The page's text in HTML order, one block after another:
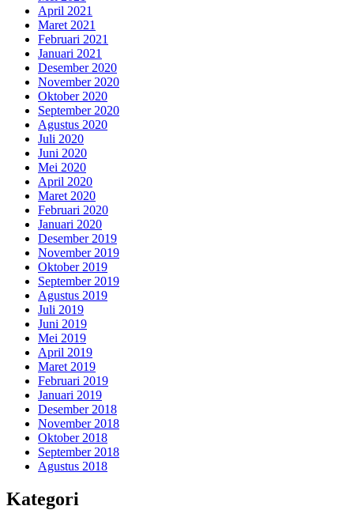
April 2021
Maret 2021
Februari 2021
Januari 2021
Desember 2020
November 2020
Oktober 2020
September 2020
Agustus 2020
Juli 2020
Juni 2020
Mei 2020
April 2020
Maret 2020
Februari 2020
Januari 2020
Desember 2019
November 2019
Oktober 2019
September 2019
Agustus 2019
Juli 2019
Juni 2019
Mei 2019
April 2019
Maret 2019
Februari 2019
Januari 2019
Desember 2018
November 2018
Oktober 2018
September 2018
Agustus 2018
Kategori